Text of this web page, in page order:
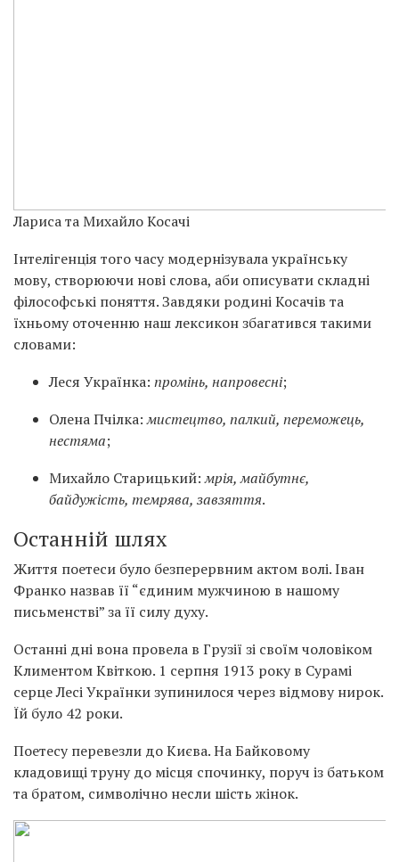
Лариса та Михайло Косачі
Інтелігенція того часу модернізувала українську
мову, створюючи нові слова, аби описувати складні
філософські поняття. Завдяки родині Косачів та
їхньому оточенню наш лексикон збагатився такими
словами:
Леся Українка: промінь, напровесні;
Олена Пчілка:мистецтво, палкий, переможець,
нестяма;
Михайло Старицький:мрія, майбутнє,
байдужість, темрява, завзяття.
Останній шлях
Життя поетеси було безперервним актом волі. Іван
Франко назвав її “єдиним мужчиною в нашому
письменстві” за її силу духу.
Останні дні вона провела в Грузії зі своїм чоловіком
Климентом Квіткою. 1 серпня 1913 року в Сурамі
серце Лесі Українки зупинилося через відмову нирок.
Їй було 42 роки.
Поетесу перевезли до Києва. На Байковому
кладовищі труну до місця спочинку, поруч із батьком
та братом, символічно несли шість жінок.